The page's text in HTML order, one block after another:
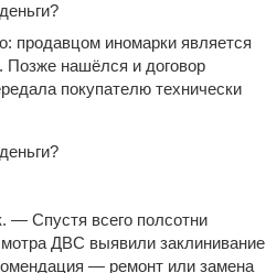
продавцом иномарки является
Позже нашёлся и договор
покупателю технически
— Спустя всего полсотни
ДВС выявили заклинивание
— ремонт или замена